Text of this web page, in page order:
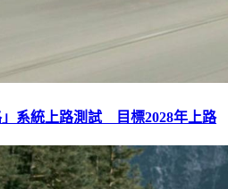
系統上路測試 目標2028年上路